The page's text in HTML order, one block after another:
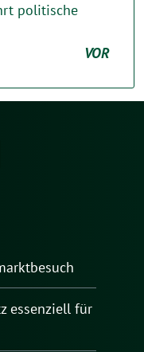
politische
VOR
essenziell für